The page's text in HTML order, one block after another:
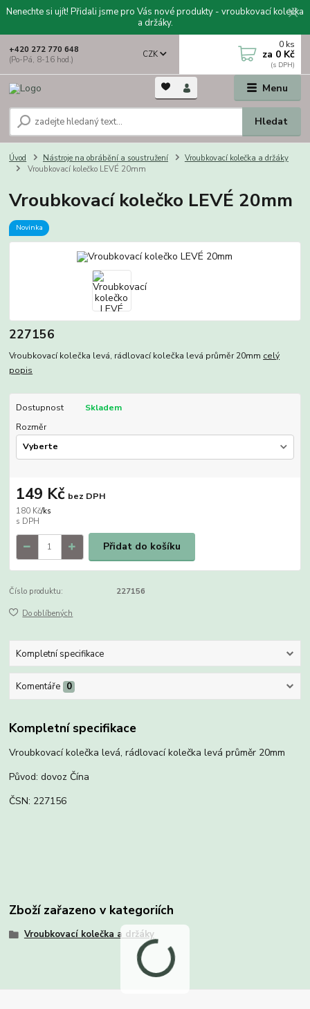
Nenechte si ujít! Přidali jsme pro Vás nové produkty - vroubkovací kolečka
a držáky.
Menu
CZK
Hledat
+420 272 770 648
(Po-Pá, 8-16 hod.)
0 ks
za 0 Kč
Úvod Nástroje na obrábění a soustružení
Vroubkovací kolečka a držáky
Vroubkovací kolečko LEVÉ 20mm
Vroubkovací kolečko LEVÉ 20mm
Novinka
227156
Vroubkovací kolečka levá, rádlovací kolečka levá průměr 20mm celý
popis
Dostupnost
Skladem
Rozměr
180 Kč/ks
149 Kč bez DPH
Přidat do košíku
Číslo produktu: 227156
Do oblíbených
Kompletní specifikace
Komentáře 0
Kompletní specifikace
Vroubkovací kolečka levá, rádlovací kolečka levá průměr 20mm
Původ: dovoz Čína
ČSN: 227156
Zboží zařazeno v kategoriích
Vroubkovací kolečka a držáky